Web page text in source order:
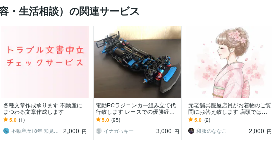
・生活相談）の関連サービス
各種文章作成承ります 不動産に
まつわる文章作成します
5.0 (1)
不動産歴18年 知見を活かし迅速に応対
2,000 円
電動RCラジコンカー組み立て代
行致します レースでの優勝経験
を活かして、まごころ込めて組み
立てます
5.0 (95)
イナガっキー
3,000 円
元老舗呉服屋店員がお着物のご質
問にお答え致します 店頭では聞
きにくい言いにくい/押売/個人情
報なしだから安心
5.0 (2)
和服のななこ
2,000 円